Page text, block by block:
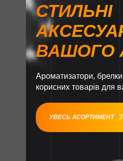
СТИЛЬНІ
ВАШОГО
Ароматизатори,
корисних товарів для
УВЕСЬ АСОРТИМЕНТ